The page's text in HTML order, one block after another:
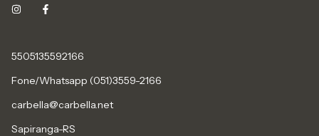
5505135592166
Fone/Whatsapp (051)3559-2166
carbella@carbella.net
Sapiranga-RS